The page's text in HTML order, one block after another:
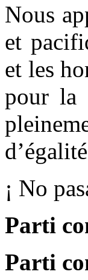
Nous
et
et les
pour la
¡ No
Parti
Parti